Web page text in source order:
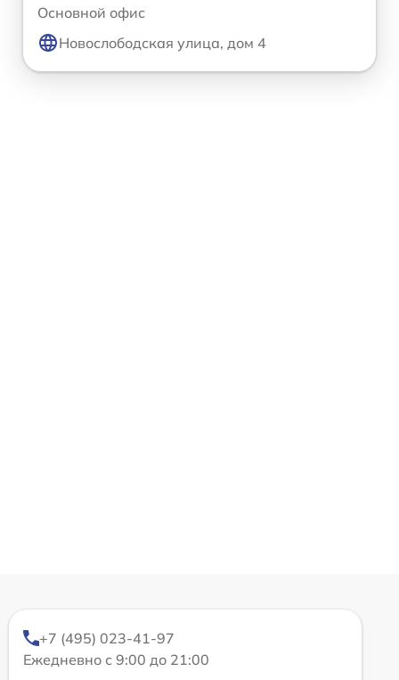
Основной офис
Новослободская улица, дом 4
+7 (495) 023-41-97
Ежедневно с 9:00 до 21:00